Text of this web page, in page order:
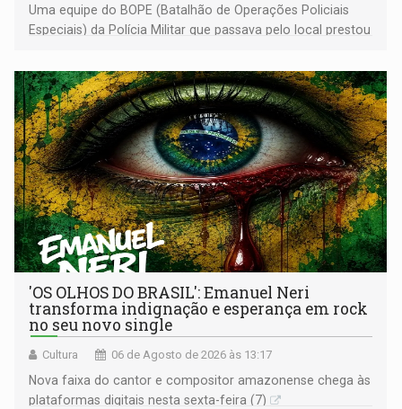
Uma equipe do BOPE (Batalhão de Operações Policiais
Especiais) da Polícia Militar que passava pelo local prestou
'OS OLHOS DO BRASIL': Emanuel Neri
transforma indignação e esperança em rock
no seu novo single
Cultura 06 de Agosto de 2026 às 13:17
Nova faixa do cantor e compositor amazonense chega às
plataformas digitais nesta sexta-feira (7)